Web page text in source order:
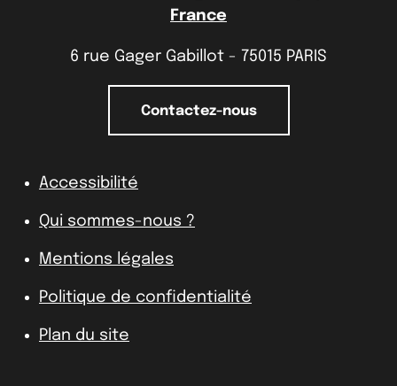
France
6 rue Gager Gabillot - 75015 PARIS
Contactez-nous
Accessibilité
Qui sommes-nous ?
Mentions légales
Politique de confidentialité
Plan du site